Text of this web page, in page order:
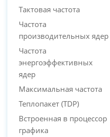
Тактовая частота
Частота
производительных ядер
Частота
энергоэффективных
ядер
Максимальная частота
Теплопакет (TDP)
Встроенная в процессор
графика